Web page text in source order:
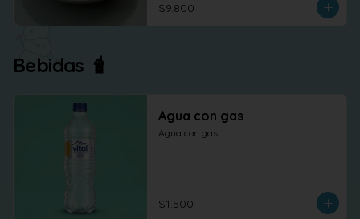
$9.800
Bebidas 🧋
Agua con gas
Agua con gas
$1.500